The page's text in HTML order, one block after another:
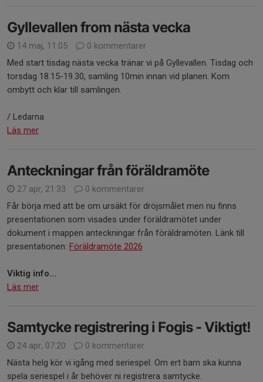
Gyllevallen from nästa vecka
14 maj, 11:05
0 kommentarer
Med start tisdag nästa vecka tränar vi på Gyllevallen. Tisdag och
torsdag 18.15-19.30, samling 10min innan vid planen. Kom
ombytt och klar till samlingen.
/ Ledarna
Läs mer
Anteckningar från föräldramöte
27 apr, 21:33
0 kommentarer
Får börja med att be om ursäkt för dröjsmålet men nu finns
presentationen som visades under föräldramötet under
dokument i mappen anteckningar från föräldramöten. Länk till
presentationen: Föräldramöte 2026
Viktig info...
Läs mer
Samtycke registrering i Fogis - Viktigt!
24 apr, 07:20
0 kommentarer
Nästa helg kör vi igång med seriespel. Om ert barn ska kunna
spela seriespel i år behöver ni registrera samtycke.